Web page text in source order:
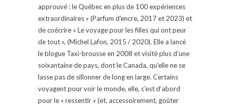
approuvé : le Québec en plus de 100 expériences
extraordinaires » (Parfum d'encre, 2017 et 2023) et
de coécrire « Le voyage pour les filles qui ont peur
de tout », (Michel Lafon, 2015 / 2020). Elle a lancé
le blogue Taxi-brousse en 2008 et visité plus d'une
soixantaine de pays, dont le Canada, qu'elle ne se
lasse pas de sillonner de long en large. Certains
voyagent pour voir le monde, elle, c’est d’abord
pour le « ressentir » (et, accessoirement, goûter